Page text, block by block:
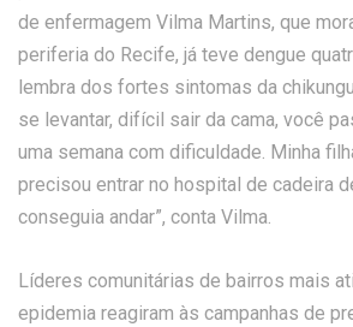
de enfermagem Vilma Martins, que
periferia do Recife, já teve dengue
lembra dos fortes sintomas da
se levantar, difícil sair da cama, você
uma semana com dificuldade. Minha
precisou entrar no hospital de cadeira
conseguia andar”, conta Vilma.
Líderes comunitárias de bairros mais
epidemia reagiram às campanhas de